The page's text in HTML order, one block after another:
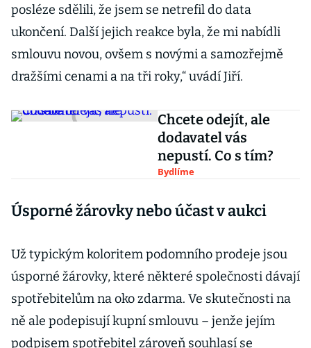
posléze sdělili, že jsem se netrefil do data
ukončení. Další jejich reakce byla, že mi nabídli
smlouvu novou, ovšem s novými a samozřejmě
dražšími cenami a na tři roky,“ uvádí Jiří.
Chcete odejít, ale
dodavatel vás
nepustí. Co s tím?
Bydlíme
Úsporné žárovky nebo účast v aukci
Už typickým koloritem podomního prodeje jsou
úsporné žárovky, které některé společnosti dávají
spotřebitelům na oko zdarma. Ve skutečnosti na
ně ale podepisují kupní smlouvu – jenže jejím
podpisem spotřebitel zároveň souhlasí se